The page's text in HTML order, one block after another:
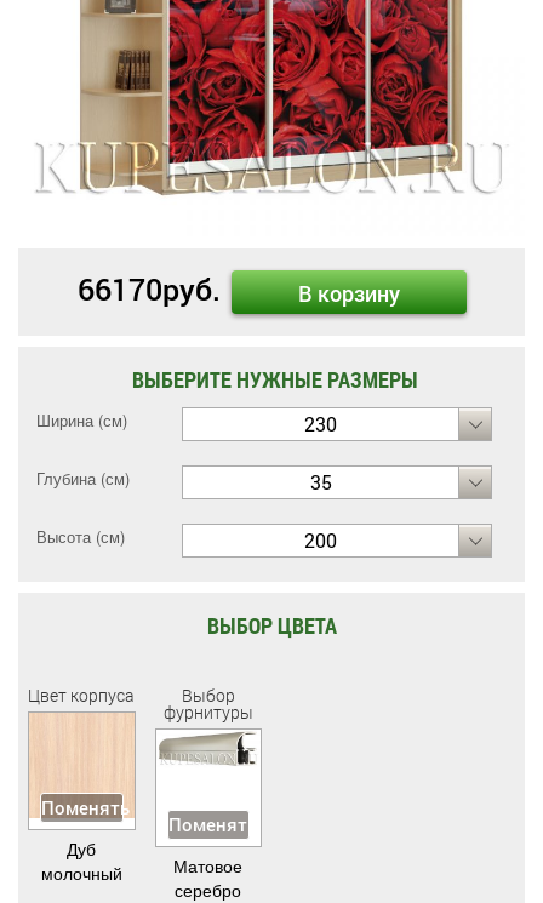
66170руб. В корзину
ВЫБЕРИТЕ НУЖНЫЕ РАЗМЕРЫ
Ширина (см) 230
Глубина (см) 35
Высота (см) 200
ВЫБОР ЦВЕТА
Цвет корпуса
Поменять
Дуб
молочный
Выбор
фурнитуры
Поменять
Матовое
серебро